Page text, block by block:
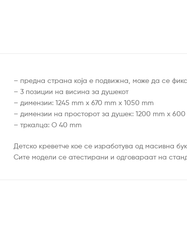
– предна страна која е подвижна, може да се
– 3 позиции на висина за душекот
– димензии: 1245 mm x 670 mm x 1050 mm
– димензии на просторот за душек: 1200 mm x 600
– тркалца: O 40 mm
Детско креветче кое се изработува од масивна
Сите модели се атестирани и одговараат на